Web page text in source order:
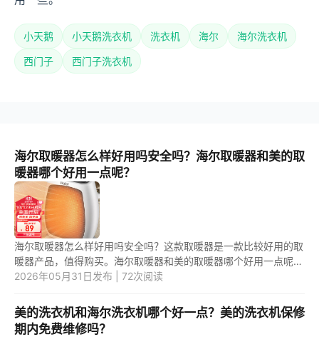
小天鹅 小天鹅洗衣机 洗衣机 海尔 海尔洗衣机
西门子 西门子洗衣机
海尔取暖器怎么样好用吗安全吗？海尔取暖器和美的取
暖器哪个好用一点呢？
海尔取暖器怎么样好用吗安全吗？这款取暖器是一款比较好用的取
暖器产品，值得购买。海尔取暖器和美的取暖器哪个好用一点呢？
这两款取暖器产品中，应该是第一款取暖器更好用一些。 1.海尔取
2026年05月31日发布 | 72次阅读
美的洗衣机和海尔洗衣机哪个好一点？美的洗衣机保修
期内免费维修吗？